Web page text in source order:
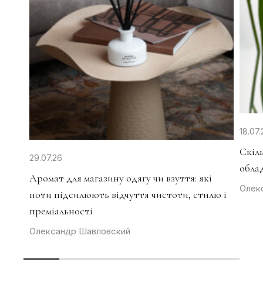
29.07.26
Аромат для магазину одягу чи взуття: які
ноти підсилюють відчуття чистоти, стилю і
преміальності
Олександр Шавловский